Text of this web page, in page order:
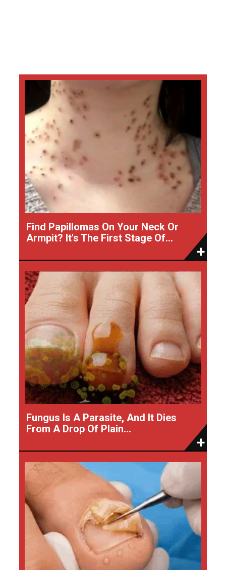
Find Papillomas On Your Neck Or
Armpit? It's The First Stage Of...
Fungus Is A Parasite, And It Dies
From A Drop Of Plain...